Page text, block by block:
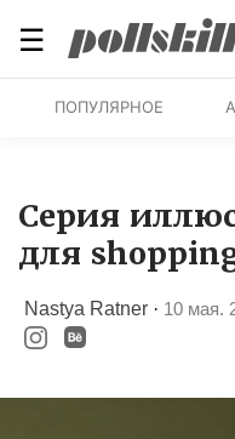
☰
ПОПУЛЯРНОЕ
Серия
для
Nastya Ratner · 10 мая.